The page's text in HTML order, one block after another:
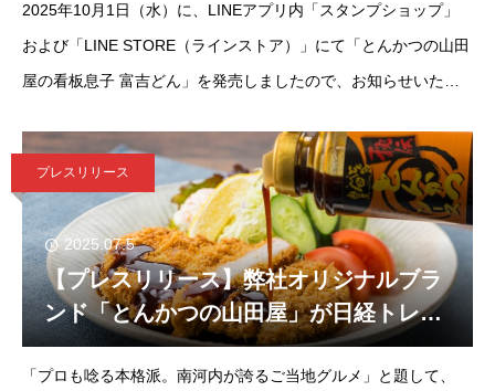
田屋の看板息子 富吉どん」発売のお知ら
せ。
2025年10月1日（水）に、LINEアプリ内「スタンプショップ」
および「LINE STORE（ラインストア）」にて「とんかつの山田
屋の看板息子 富吉どん」を発売しましたので、お知らせいたし
んかつの山田
プレスリリース
2025.07.5
【プレスリリース】弊社オリジナルブラ
ンド「とんかつの山田屋」が日経トレン
ディ8月号に掲載されました。
「プロも唸る本格派。南河内が誇るご当地グルメ」と題して、